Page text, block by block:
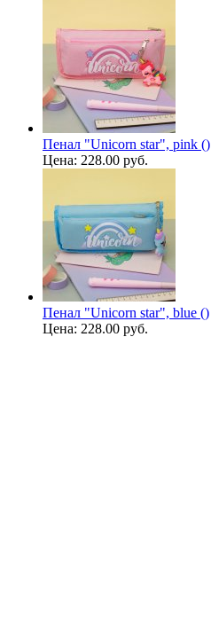
Пенал "Unicorn star", pink ()
Цена: 228.00 руб.
Пенал "Unicorn star", blue ()
Цена: 228.00 руб.